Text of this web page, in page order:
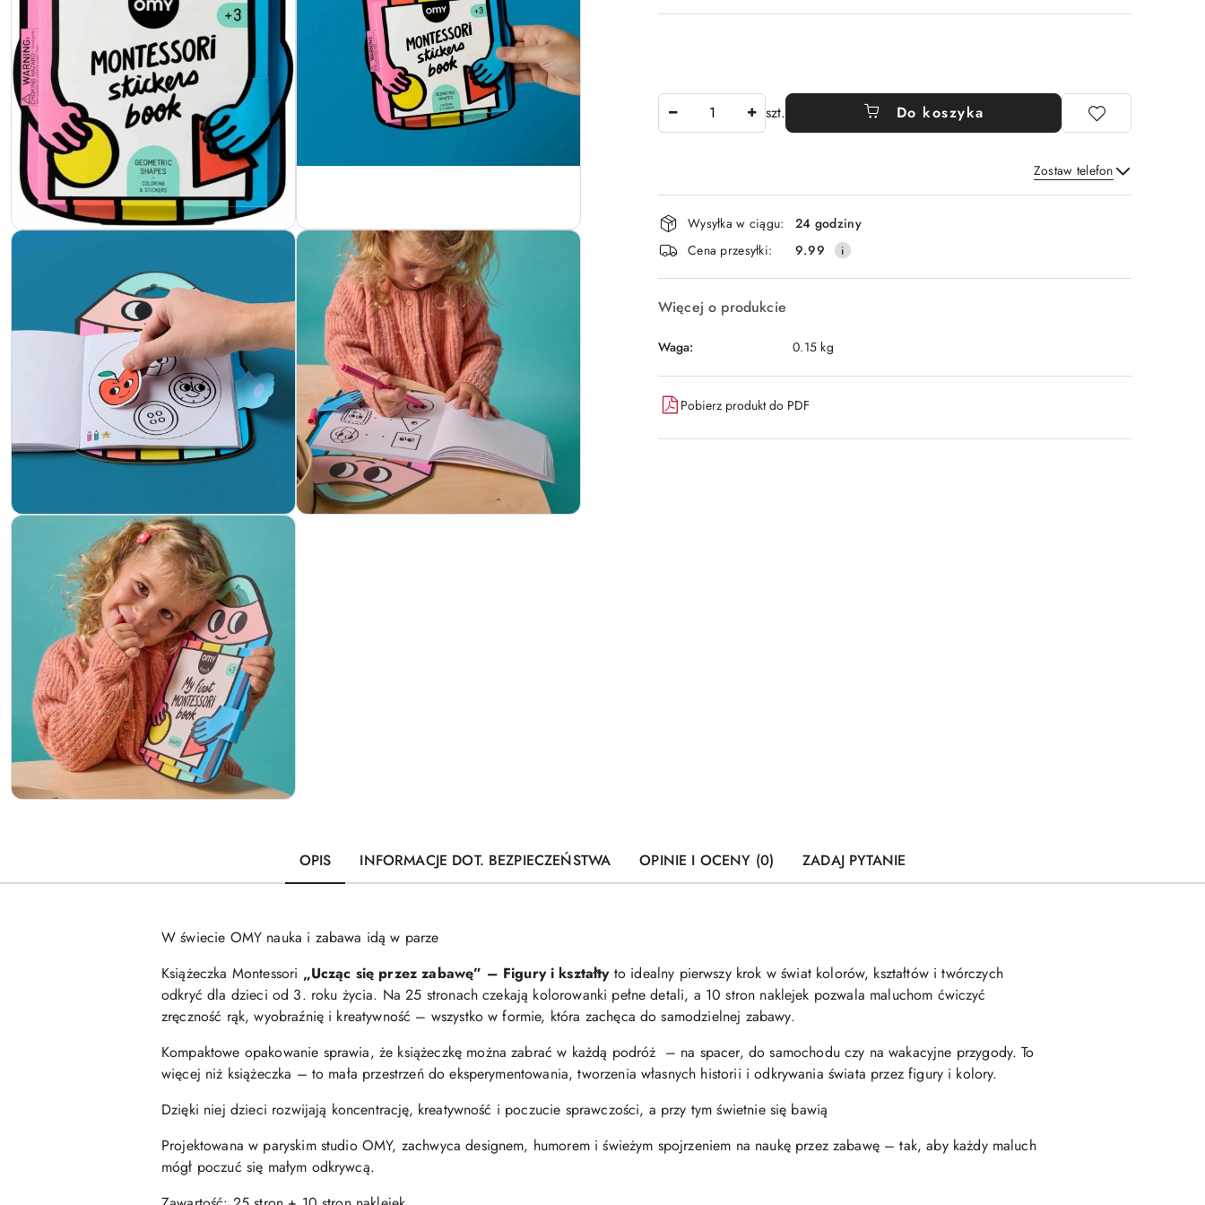
szt. Do koszyka
Zostaw telefon
Wyślij
Dostępność
i
dostawa
Wysyłka w ciągu:
24 godziny
Cena przesyłki:
9.99
Więcej o produkcie
Waga: 0.15 kg
Pobierz produkt do PDF
OPIS INFORMACJE DOT. BEZPIECZEŃSTWA OPINIE I OCENY (0) ZADAJ PYTANIE
W świecie OMY nauka i zabawa idą w parze
Książeczka Montessori „Ucząc się przez zabawę” – Figury i kształty to idealny pierwszy krok w świat kolorów, kształtów i twórczych
odkryć dla dzieci od 3. roku życia. Na 25 stronach czekają kolorowanki pełne detali, a 10 stron naklejek pozwala maluchom ćwiczyć
zręczność rąk, wyobraźnię i kreatywność – wszystko w formie, która zachęca do samodzielnej zabawy.
Kompaktowe opakowanie sprawia, że książeczkę można zabrać w każdą podróż – na spacer, do samochodu czy na wakacyjne przygody. To
więcej niż książeczka – to mała przestrzeń do eksperymentowania, tworzenia własnych historii i odkrywania świata przez figury i kolory.
Dzięki niej dzieci rozwijają koncentrację, kreatywność i poczucie sprawczości, a przy tym świetnie się bawią
Projektowana w paryskim studio OMY, zachwyca designem, humorem i świeżym spojrzeniem na naukę przez zabawę – tak, aby każdy maluch
mógł poczuć się małym odkrywcą.